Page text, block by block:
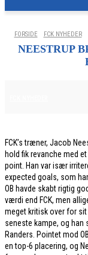
FORSIDE FCK NYHEDER
NEESTRUP
FCK’s træner, Jacob
hold fik revanche med
point. Han var især
expected goals, som
OB havde skabt rigtig
værdi end FCK, men
meget kritisk over for
seneste kampe, og han
Randers. Pointet mod
en top-6 placering, og